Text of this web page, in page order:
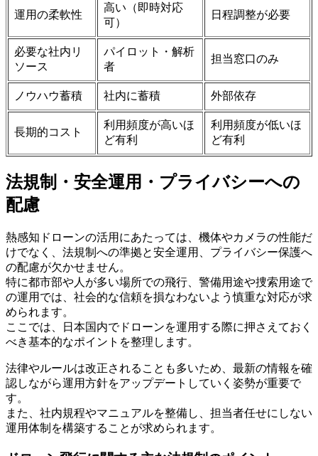
運用の柔軟性
高い（即時対応
可）
日程調整が必要
必要な社内リ
ソース
パイロット・解析
者
担当窓口のみ
ノウハウ蓄積 社内に蓄積 外部依存
長期的コスト
利用頻度が高いほ
ど有利
利用頻度が低いほ
ど有利
法規制・安全運用・プライバシーへの
配慮
熱感知ドローンの活用にあたっては、機体やカメラの性能だ
けでなく、法規制への準拠と安全運用、プライバシー保護へ
の配慮が欠かせません。
特に都市部や人が多い場所での飛行、警備用途や捜索用途で
の運用では、社会的な信頼を損なわないよう慎重な対応が求
められます。
ここでは、日本国内でドローンを運用する際に押さえておく
べき基本的なポイントを整理します。
法律やルールは改正されることも多いため、最新の情報を確
認しながら運用方針をアップデートしていく姿勢が重要で
す。
また、社内規程やマニュアルを整備し、担当者任せにしない
運用体制を構築することが求められます。